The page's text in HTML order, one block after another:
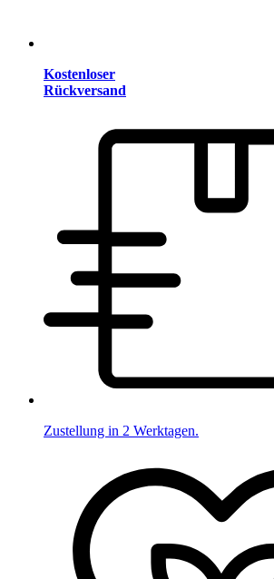
Kostenloser
Rückversand
Zustellung in 2 Werktagen.